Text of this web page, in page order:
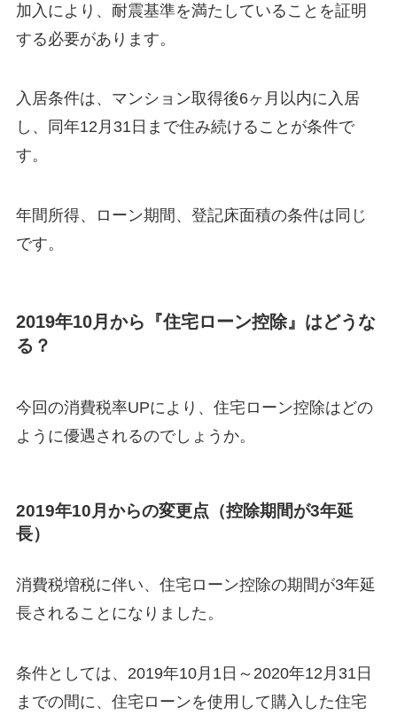
加入により、耐震基準を満たしていることを証明
する必要があります。
入居条件は、マンション取得後6ヶ月以内に入居
し、同年12月31日まで住み続けることが条件で
す。
年間所得、ローン期間、登記床面積の条件は同じ
です。
2019年10月から『住宅ローン控除』はどうな
る？
今回の消費税率UPにより、住宅ローン控除はどの
ように優遇されるのでしょうか。
2019年10月からの変更点（控除期間が3年延
長）
消費税増税に伴い、住宅ローン控除の期間が3年延
長されることになりました。
条件としては、2019年10月1日～2020年12月31日
までの間に、住宅ローンを使用して購入した住宅